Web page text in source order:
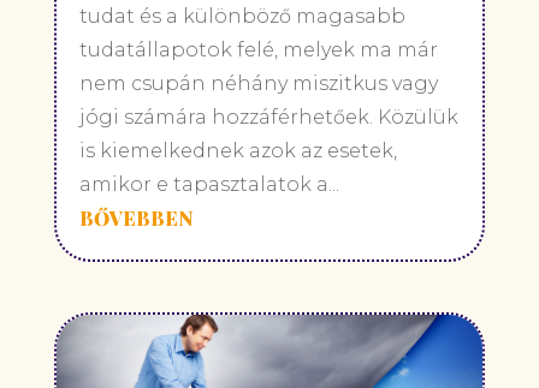
tudat és a különböző magasabb
tudatállapotok felé, melyek ma már
nem csupán néhány miszitkus vagy
jógi számára hozzáférhetőek. Közülük
is kiemelkednek azok az esetek,
amikor e tapasztalatok a...
BŐVEBBEN